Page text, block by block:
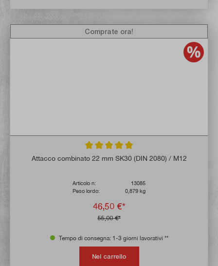
Valutazione media di 5 su 5 stelle
Attacco combinato 22 mm SK30 (DIN 2080) / M12
Articolo n:
13085
Peso lordo:
0,879 kg
46,50 €*
55,00 €*
Comprate ora!
Tempo di consegna: 1-3 giorni lavorativi **
Nel carrello